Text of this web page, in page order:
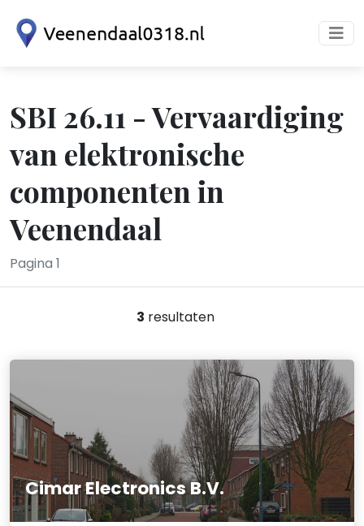
SBI 26.11 - Vervaardiging
van elektronische
componenten in
Veenendaal
Pagina 1
3 resultaten
Cimar Electronics B.V.